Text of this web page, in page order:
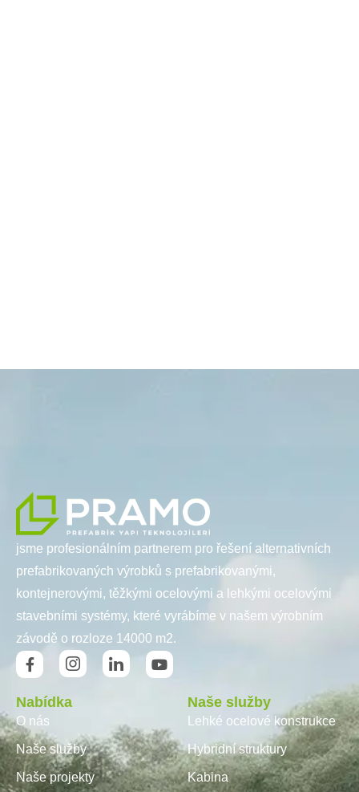
jsme profesionálním partnerem pro řešení alternativních
prefabrikovaných výrobků s prefabrikovanými,
kontejnerovými, těžkými ocelovými a lehkými ocelovými
stavebními systémy, které vyrábíme v našem výrobním
závodě o rozloze 14000 m2.
Nabídka
O nás
Naše služby
Naše projekty
Naše služby
Lehké ocelové konstrukce
Hybridní struktury
Kabina